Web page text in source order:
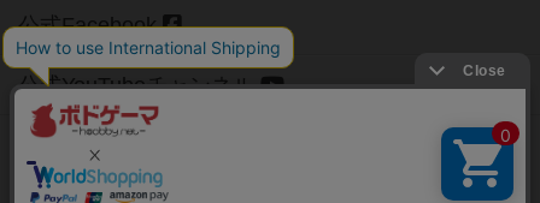
公式Facebook
公式YouTubeチャンネル